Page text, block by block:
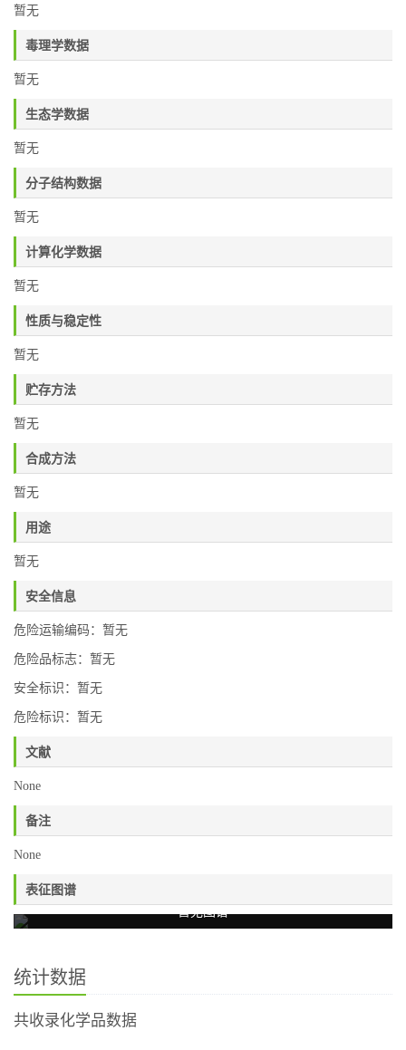
暂无
毒理学数据
暂无
生态学数据
暂无
分子结构数据
暂无
计算化学数据
暂无
性质与稳定性
暂无
贮存方法
暂无
合成方法
暂无
用途
暂无
安全信息
危险运输编码：暂无
危险品标志：暂无
安全标识：暂无
危险标识：暂无
文献
None
备注
None
表征图谱
暂无图谱
统计数据
共收录化学品数据